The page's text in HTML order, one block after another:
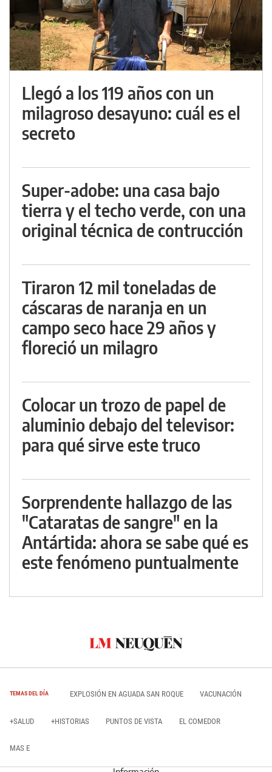
Llegó a los 119 años con un
milagroso desayuno: cuál es el
secreto
Super-adobe: una casa bajo
tierra y el techo verde, con una
original técnica de contrucción
Tiraron 12 mil toneladas de
cáscaras de naranja en un
campo seco hace 29 años y
floreció un milagro
Colocar un trozo de papel de
aluminio debajo del televisor:
para qué sirve este truco
Sorprendente hallazgo de las
"Cataratas de sangre" en la
Antártida: ahora se sabe qué es
este fenómeno puntualmente
TEMAS DEL DÍA EXPLOSIÓN EN AGUADA SAN ROQUE VACUNACIÓN
+SALUD +HISTORIAS PUNTOS DE VISTA EL COMEDOR
MAS E